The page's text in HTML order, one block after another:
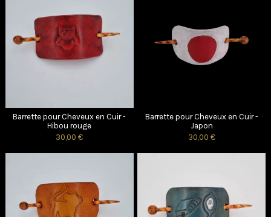
Barrette pour Cheveux en Cuir -
Hibou rouge
30,00 €
Barrette pour Cheveux en Cuir -
Japon
30,00 €